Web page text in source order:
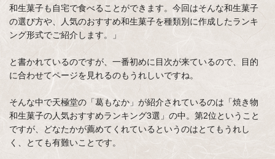
和生菓子も自宅で食べることができます。今回はそんな和生菓子
の選び方や、人気のおすすめ和生菓子を種類別に作成したランキ
ング形式でご紹介します。」
と書かれているのですが、一番初めに目次が来ているので、目的
に合わせてページを見れるのもうれしいですね。
そんな中で天極堂の「葛もなか」が紹介されているのは「焼き物
和生菓子の人気おすすめランキング3選」の中。第2位ということ
ですが、どなたかが薦めてくれているというのはとてもうれし
く、とても有難いことです。